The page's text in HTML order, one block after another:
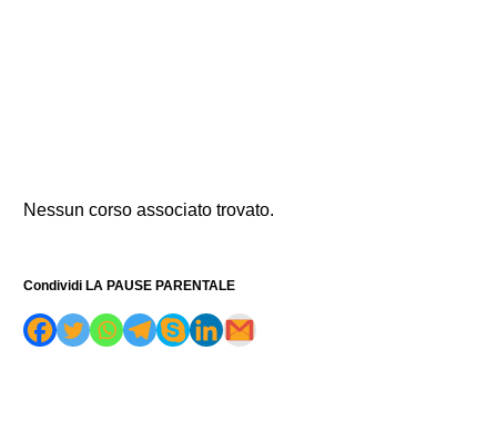
Nessun corso associato trovato.
Condividi LA PAUSE PARENTALE